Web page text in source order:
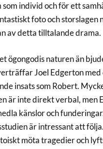
som individ och för ett
foto och storslagen
av detta tilltalande drama.
ögongodis naturen än
Joel Edgerton
insats som Robert.
är inte direkt verbal, men
känslor och
är intressant att
möta tragedier och